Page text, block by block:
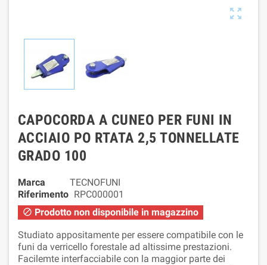

CAPOCORDA A CUNEO PER FUNI IN
ACCIAIO PO RTATA 2,5 TONNELLATE
GRADO 100
Marca
TECNOFUNI
Riferimento RPC000001
 Prodotto non disponibile in magazzino
Studiato appositamente per essere compatibile con le
funi da verricello forestale ad altissime prestazioni.
Facilemte interfacciabile con la maggior parte dei